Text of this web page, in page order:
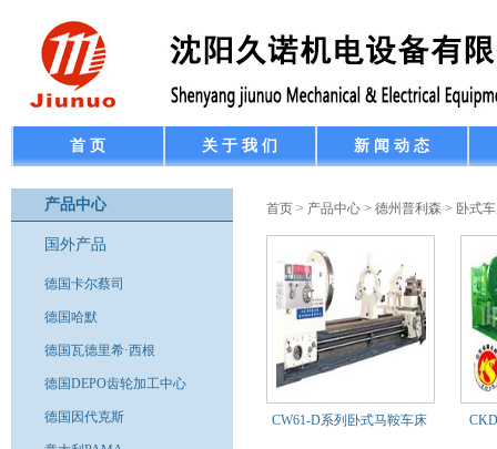
首 页 关 于 我 们 新 闻 动 态
产品中心
国外产品
德国卡尔蔡司
德国哈默
德国瓦德里希·西根
德国DEPO齿轮加工中心
德国因代克斯
首页 > 产品中心 > 德州普利森 > 卧式
CW61-D系列卧式马鞍车床